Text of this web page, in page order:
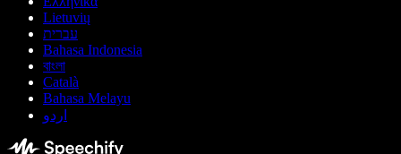
Lietuvių
עברית
Bahasa Indonesia
বাংলা
Català
Bahasa Melayu
اردو